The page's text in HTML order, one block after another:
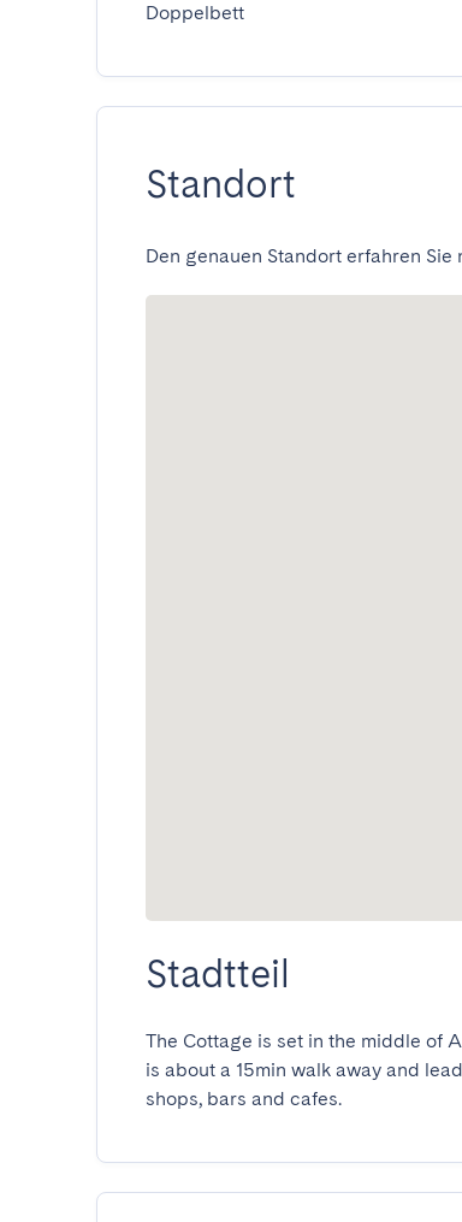
Doppelbett
Standort
Den genauen Standort erfahren Sie
Stadtteil
The Cottage is set in the middle of
is about a 15min walk away and
shops, bars and cafes.